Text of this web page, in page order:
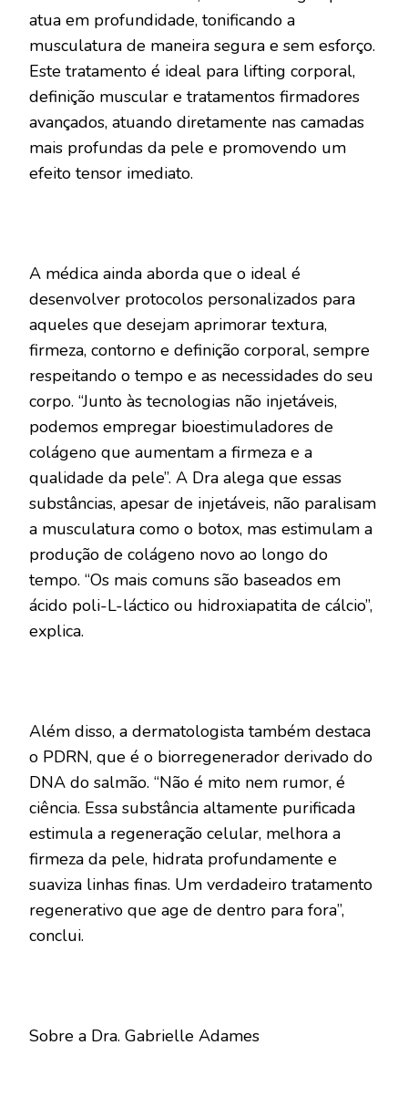
atua em profundidade, tonificando a
musculatura de maneira segura e sem esforço.
Este tratamento é ideal para lifting corporal,
definição muscular e tratamentos firmadores
avançados, atuando diretamente nas camadas
mais profundas da pele e promovendo um
efeito tensor imediato.
A médica ainda aborda que o ideal é
desenvolver protocolos personalizados para
aqueles que desejam aprimorar textura,
firmeza, contorno e definição corporal, sempre
respeitando o tempo e as necessidades do seu
corpo. “Junto às tecnologias não injetáveis,
podemos empregar bioestimuladores de
colágeno que aumentam a firmeza e a
qualidade da pele”. A Dra alega que essas
substâncias, apesar de injetáveis, não paralisam
a musculatura como o botox, mas estimulam a
produção de colágeno novo ao longo do
tempo. “Os mais comuns são baseados em
ácido poli-L-láctico ou hidroxiapatita de cálcio”,
explica.
Além disso, a dermatologista também destaca
o PDRN, que é o biorregenerador derivado do
DNA do salmão. “Não é mito nem rumor, é
ciência. Essa substância altamente purificada
estimula a regeneração celular, melhora a
firmeza da pele, hidrata profundamente e
suaviza linhas finas. Um verdadeiro tratamento
regenerativo que age de dentro para fora”,
conclui.
Sobre a Dra. Gabrielle Adames